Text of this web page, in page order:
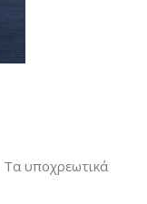
Τα υποχρεωτικά